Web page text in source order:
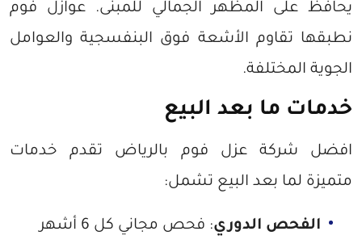
يحافظ على المظهر الجمالي للمبنى. عوازل فوم
نطبقها تقاوم الأشعة فوق البنفسجية والعوامل
الجوية المختلفة.
خدمات ما بعد البيع
افضل شركة عزل فوم بالرياض تقدم خدمات
متميزة لما بعد البيع تشمل:
الفحص الدوري
: فحص مجاني كل 6 أشهر